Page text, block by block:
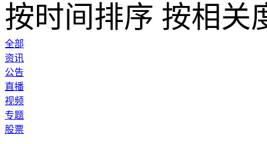
按时间排序 按相关
全部
资讯
公告
直播
视频
专题
股票